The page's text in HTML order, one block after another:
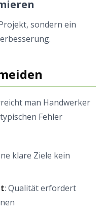
sondern ein
man Handwerker
Fehler
klare Ziele kein
: Qualität erfordert